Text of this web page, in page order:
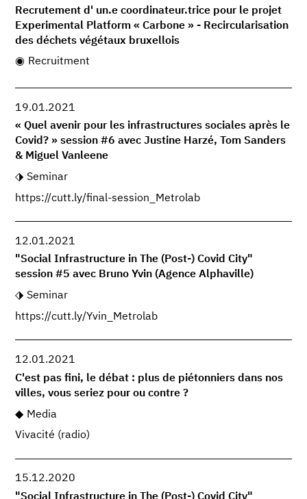
Recrutement d' un.e coordinateur.trice pour le projet
Experimental Platform « Carbone » - Recircularisation
des déchets végétaux bruxellois
Recruitment
19.01.2021
« Quel avenir pour les infrastructures sociales après le
Covid? » session #6 avec Justine Harzé, Tom Sanders
& Miguel Vanleene
Seminar
https://cutt.ly/final-session_Metrolab
12.01.2021
"Social Infrastructure in The (Post-) Covid City"
session #5 avec Bruno Yvin (Agence Alphaville)
Seminar
https://cutt.ly/Yvin_Metrolab
12.01.2021
C'est pas fini, le débat : plus de piétonniers dans nos
villes, vous seriez pour ou contre ?
Media
Vivacité (radio)
15.12.2020
"Social Infrastructure in The (Post-) Covid City"